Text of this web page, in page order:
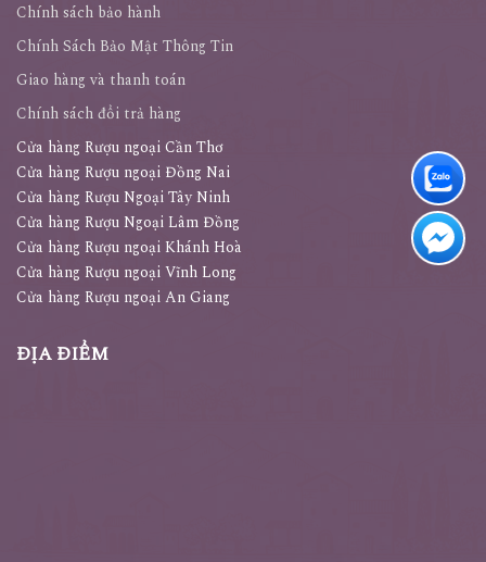
Chính sách bảo hành
Chính Sách Bảo Mật Thông Tin
Giao hàng và thanh toán
Chính sách đổi trả hàng
Cửa hàng Rượu ngoại Cần Thơ
Cửa hàng Rượu ngoại Đồng Nai
Cửa hàng Rượu Ngoại Tây Ninh
Cửa hàng Rượu Ngoại Lâm Đồng
Cửa hàng Rượu ngoại Khánh Hoà
Cửa hàng Rượu ngoại Vĩnh Long
Cửa hàng Rượu ngoại An Giang
ĐỊA ĐIỂM